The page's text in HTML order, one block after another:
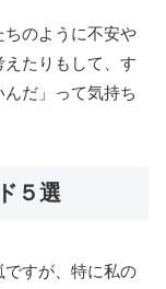
のように不安や
たりもして、す
だ」って気持ち
５選
すが、特に私の